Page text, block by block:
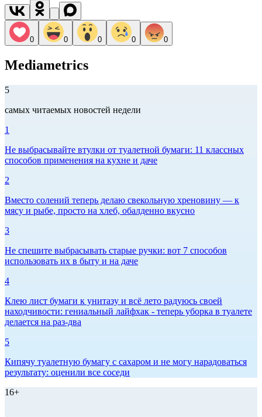
0 0 0 0 0
Mediametrics
5
самых читаемых новостей недели
1
Не выбрасывайте втулки от туалетной бумаги: 11 классных
способов применения на кухне и даче
2
Вместо солений теперь делаю свекольную хреновину — к
мясу и рыбе, просто на хлеб, обалденно вкусно
3
Не спешите выбрасывать старые ручки: вот 7 способов
использовать их в быту и на даче
4
Клею лист бумаги к унитазу и всё лето радуюсь своей
находчивости: гениальный лайфхак - теперь уборка в туалете
делается на раз-два
5
Кипячу туалетную бумагу с сахаром и не могу нарадоваться
результату: оценили все соседи
16+